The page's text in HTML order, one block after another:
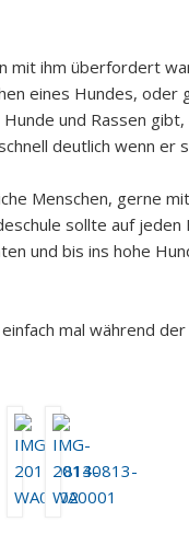
mit ihm überfordert
eines Hundes, oder
und Rassen
deutlich wenn er
Menschen, gerne
sollte auf jeden
und bis ins hohe
mal während